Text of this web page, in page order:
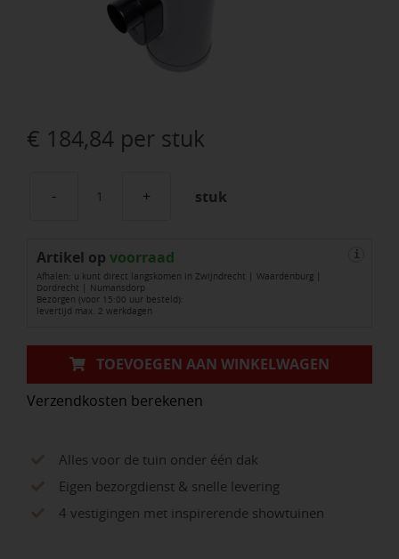
€ 184,84per stuk
PVC
Ø315mm-
Klasse
Y
aantal
stuk
Artikel op voorraad
Afhalen: u kunt direct langskomen in Zwijndrecht | Waardenburg |
Dordrecht | Numansdorp
Bezorgen (voor 15:00 uur besteld):
levertijd max. 2 werkdagen
i
TOEVOEGEN AAN WINKELWAGEN
Verzendkosten berekenen
Alles voor de tuin onder één dak
Eigen bezorgdienst & snelle levering
4 vestigingen met inspirerende showtuinen